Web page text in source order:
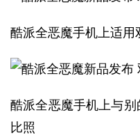
酷派全恶魔手机上适用
酷派全恶魔手机上与
比照